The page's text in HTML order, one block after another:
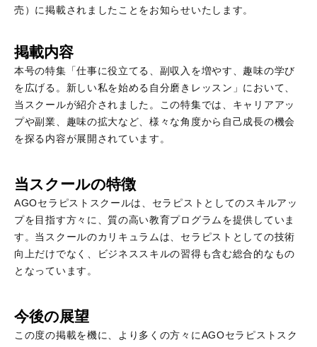
売）に掲載されましたことをお知らせいたします。
掲載内容
本号の特集「仕事に役立てる、副収入を増やす、趣味の学び
を広げる。新しい私を始める自分磨きレッスン」において、
当スクールが紹介されました。この特集では、キャリアアッ
プや副業、趣味の拡大など、様々な角度から自己成長の機会
を探る内容が展開されています。
当スクールの特徴
AGOセラピストスクールは、セラピストとしてのスキルアッ
プを目指す方々に、質の高い教育プログラムを提供していま
す。当スクールのカリキュラムは、セラピストとしての技術
向上だけでなく、ビジネススキルの習得も含む総合的なもの
となっています。
今後の展望
この度の掲載を機に、より多くの方々にAGOセラピストスク